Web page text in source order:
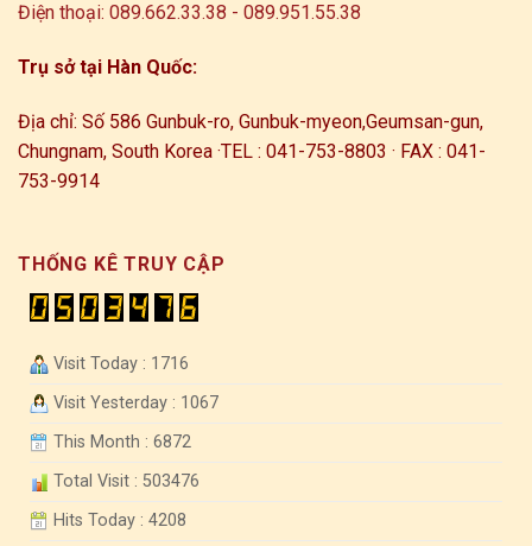
Điện thoại: 089.662.33.38 - 089.951.55.38
Trụ sở tại Hàn Quốc:
Địa chỉ: Số 586 Gunbuk-ro, Gunbuk-myeon,Geumsan-gun,
Chungnam, South Korea ·TEL : 041-753-8803 · FAX : 041-
753-9914
THỐNG KÊ TRUY CẬP
Visit Today : 1716
Visit Yesterday : 1067
This Month : 6872
Total Visit : 503476
Hits Today : 4208